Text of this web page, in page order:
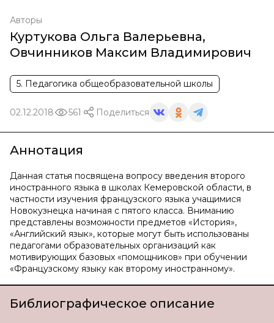
Авторы
Куртукова Ольга Валерьевна,
Овчинников Максим Владимирович
5. Педагогика общеобразовательной школы
02.12.2018 561 Поделиться
Аннотация
Данная статья посвящена вопросу введения второго
иностранного языка в школах Кемеровской области, в
частности изучения французского языка учащимися
Новокузнецка начиная с пятого класса. Вниманию
представлены возможности предметов «История»,
«Английский язык», которые могут быть использованы
педагогами образовательных организаций как
мотивирующих базовых «помощников» при обучении
«Французскому языку как второму иностранному».
Библиографическое описание